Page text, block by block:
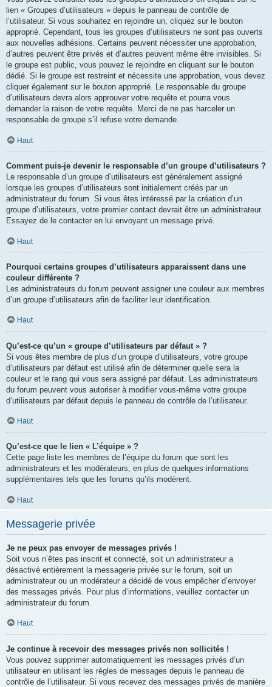
lien « Groupes d’utilisateurs » depuis le panneau de contrôle de
l’utilisateur. Si vous souhaitez en rejoindre un, cliquez sur le bouton
approprié. Cependant, tous les groupes d’utilisateurs ne sont pas ouverts
aux nouvelles adhésions. Certains peuvent nécessiter une approbation,
d’autres peuvent être privés et d’autres peuvent même être invisibles. Si
le groupe est public, vous pouvez le rejoindre en cliquant sur le bouton
dédié. Si le groupe est restreint et nécessite une approbation, vous devez
cliquer également sur le bouton approprié. Le responsable du groupe
d’utilisateurs devra alors approuver votre requête et pourra vous
demander la raison de votre requête. Merci de ne pas harceler un
responsable de groupe s’il refuse votre demande.
Haut
Comment puis-je devenir le responsable d’un groupe d’utilisateurs ?
Le responsable d’un groupe d’utilisateurs est généralement assigné
lorsque les groupes d’utilisateurs sont initialement créés par un
administrateur du forum. Si vous êtes intéressé par la création d’un
groupe d’utilisateurs, votre premier contact devrait être un administrateur.
Essayez de le contacter en lui envoyant un message privé.
Haut
Pourquoi certains groupes d’utilisateurs apparaissent dans une
couleur différente ?
Les administrateurs du forum peuvent assigner une couleur aux membres
d’un groupe d’utilisateurs afin de faciliter leur identification.
Haut
Qu’est-ce qu’un « groupe d’utilisateurs par défaut » ?
Si vous êtes membre de plus d’un groupe d’utilisateurs, votre groupe
d’utilisateurs par défaut est utilisé afin de déterminer quelle sera la
couleur et le rang qui vous sera assigné par défaut. Les administrateurs
du forum peuvent vous autoriser à modifier vous-même votre groupe
d’utilisateurs par défaut depuis le panneau de contrôle de l’utilisateur.
Haut
Qu’est-ce que le lien « L’équipe » ?
Cette page liste les membres de l’équipe du forum que sont les
administrateurs et les modérateurs, en plus de quelques informations
supplémentaires tels que les forums qu’ils modèrent.
Haut
Messagerie privée
Je ne peux pas envoyer de messages privés !
Soit vous n’êtes pas inscrit et connecté, soit un administrateur a
désactivé entièrement la messagerie privée sur le forum, soit un
administrateur ou un modérateur a décidé de vous empêcher d’envoyer
des messages privés. Pour plus d’informations, veuillez contacter un
administrateur du forum.
Haut
Je continue à recevoir des messages privés non sollicités !
Vous pouvez supprimer automatiquement les messages privés d’un
utilisateur en utilisant les règles de messages depuis le panneau de
contrôle de l’utilisateur. Si vous recevez des messages privés de manière